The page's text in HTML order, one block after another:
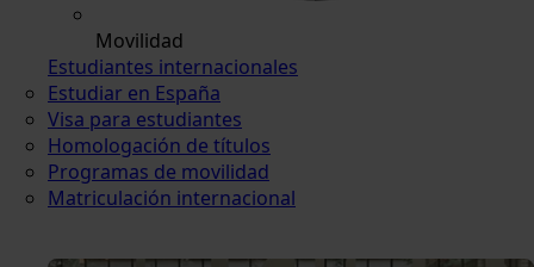
Movilidad
Estudiantes internacionales
Estudiar en España
Visa para estudiantes
Homologación de títulos
Programas de movilidad
Matriculación internacional